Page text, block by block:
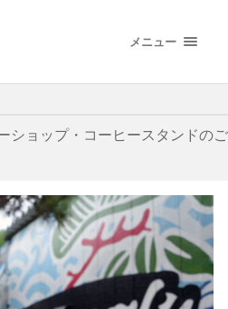
メニュー
ショップ・コーヒースタンドのご